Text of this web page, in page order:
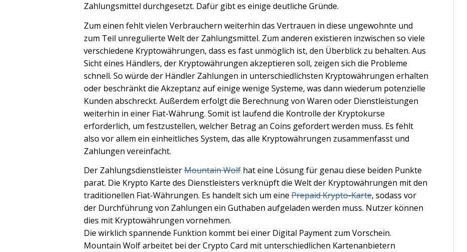
Zahlungsmittel durchgesetzt. Dafür gibt es einige deutliche Gründe.
Zum einen fehlt vielen Verbrauchern weiterhin das Vertrauen in diese ungewohnte und
zum Teil unregulierte Welt der Zahlungsmittel. Zum anderen existieren inzwischen so viele
verschiedene Kryptowährungen, dass es fast unmöglich ist, den Überblick zu behalten. Aus
Sicht eines Händlers, der Kryptowährungen akzeptieren soll, zeigen sich die Probleme
schnell. So würde der Händler Zahlungen in unterschiedlichsten Kryptowährungen erhalten
oder beschränkt die Akzeptanz auf einige wenige Systeme, was dann wiederum potenzielle
Kunden abschreckt. Außerdem erfolgt die Berechnung von Waren oder Dienstleistungen
weiterhin in einer Fiat-Währung. Somit ist laufend die Kontrolle der Kryptokurse
erforderlich, um festzustellen, welcher Betrag an Coins gefordert werden muss. Es fehlt
also vor allem ein einheitliches System, das alle Kryptowährungen zusammenfasst und
Zahlungen vereinfacht.
Der ZahlungsdienstleisterMountain Wolf hat eine Lösung für genau diese beiden Punkte
parat. Die Krypto Karte des Dienstleisters verknüpft die Welt der Kryptowährungen mit den
traditionellen Fiat-Währungen. Es handelt sich um eine Prepaid Krypto-Karte, sodass vor
der Durchführung von Zahlungen ein Guthaben aufgeladen werden muss. Nutzer können
dies mit Kryptowährungen vornehmen.
Die wirklich spannende Funktion kommt bei einer Digital Payment zum Vorschein.
Mountain Wolf arbeitet bei der Crypto Card mit unterschiedlichen Kartenanbietern